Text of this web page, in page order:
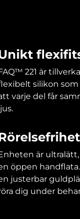
221 är
silikon
varje del får
är
öppen
justerbar
dig under